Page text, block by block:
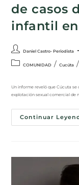
de casos
infantil
Daniel Castro- Periodista
COMUNIDAD / Cucúta /
Un informe reveló que Cúcuta
explotación sexual comercial de
Continuar